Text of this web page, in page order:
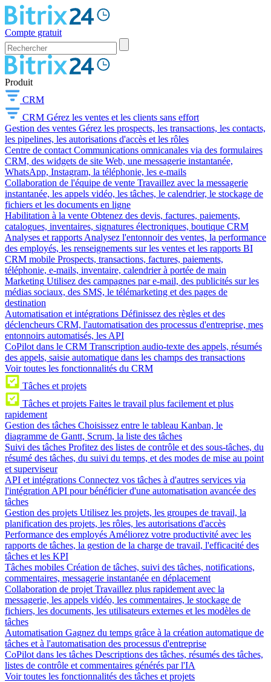
Compte gratuit
Produit
CRM
CRM Gérez les ventes et les clients sans effort
Gestion des ventes Gérez les prospects, les transactions, les contacts,
les pipelines, les autorisations d'accès et les rôles
Centre de contact Communications omnicanales via des formulaires
CRM, des widgets de site Web, une messagerie instantanée,
WhatsApp, Instagram, la téléphonie, les e-mails
Collaboration de l'équipe de vente Travaillez avec la messagerie
instantanée, les appels vidéo, les tâches, le calendrier, le stockage de
fichiers et les documents en ligne
Habilitation à la vente Obtenez des devis, factures, paiements,
catalogues, inventaires, signatures électroniques, boutique CRM
Analyses et rapports Analysez l'entonnoir des ventes, la performance
des employés, les renseignements sur les ventes et les rapports BI
CRM mobile Prospects, transactions, factures, paiements,
téléphonie, e-mails, inventaire, calendrier à portée de main
Marketing Utilisez des campagnes par e-mail, des publicités sur les
médias sociaux, des SMS, le télémarketing et des pages de
destination
Automatisation et intégrations Définissez des règles et des
déclencheurs CRM, l'automatisation des processus d'entreprise, mes
entonnoirs automatisés, les API
CoPilot dans le CRM Transcription audio-texte des appels, résumés
des appels, saisie automatique dans les champs des transactions
Voir toutes les fonctionnalités du CRM
Tâches et projets
Tâches et projets Faites le travail plus facilement et plus
rapidement
Gestion des tâches Choisissez entre le tableau Kanban, le
diagramme de Gantt, Scrum, la liste des tâches
Suivi des tâches Profitez des listes de contrôle et des sous-tâches, du
résumé des tâches, du suivi du temps, et des modes de mise au point
et superviseur
API et intégrations Connectez vos tâches à d'autres services via
l'intégration API pour bénéficier d'une automatisation avancée des
tâches
Gestion des projets Utilisez les projets, les groupes de travail, la
planification des projets, les rôles, les autorisations d'accès
Performance des employés Améliorez votre productivité avec les
rapports de tâches, la gestion de la charge de travail, l'efficacité des
tâches et les KPI
Tâches mobiles Création de tâches, suivi des tâches, notifications,
commentaires, messagerie instantanée en déplacement
Collaboration de projet Travaillez plus rapidement avec la
messagerie, les appels vidéo, les commentaires, le stockage de
fichiers, les documents, les utilisateurs externes et les modèles de
tâches
Automatisation Gagnez du temps grâce à la création automatique de
tâches et à l'automatisation des processus d'entreprise
CoPilot dans les tâches Descriptions des tâches, résumés des tâches,
listes de contrôle et commentaires générés par l'IA
Voir toutes les fonctionnalités des tâches et projets